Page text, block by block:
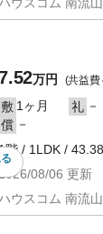
ウスコム 南流
万円 (共益費
敷 1ヶ月 礼 －
償 －
階 / 1LDK /
08/06 更新
ウスコム 南流